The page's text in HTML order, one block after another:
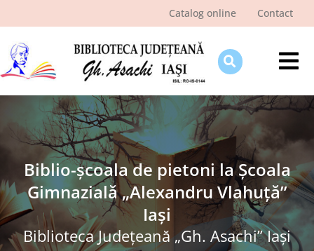
Catalog online Contact
Despre bibliotecă
Pagina cititorului
Ştiri şi evenimente
Programe şi proiecte
Interes public
Biblio-școala de pietoni la Școala
Gimnazială „Alexandru Vlahuță”
Iași
Biblioteca Judeţeană „Gh. Asachi” Iaşi